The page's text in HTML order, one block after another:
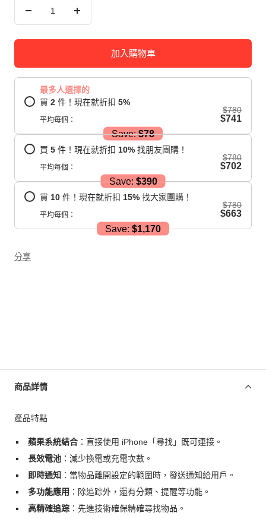
增
加入購物車
最多人選擇的
買 2 件！現在就折扣 5%
平均每個：
$780
$741
Save: $78
買 5 件！現在就折扣 10% 找朋友團購！
平均每個：
$780
$702
Save: $390
買 10 件！現在就折扣 15% 找大家團購！
平均每個：
$780
$663
Save: $1,170
分享
商品詳情
產品特點
蘋果系統結合：直接使用 iPhone「尋找」既可連接。
長效電池：減少換電或充電次數。
即時通知 ：當物品離開設定的範圍時，發送通知給用戶。
多功能應用 ：除追踪外，還有分類、提醒等功能。
高精確追踪：先進技術確保精確尋找物品。